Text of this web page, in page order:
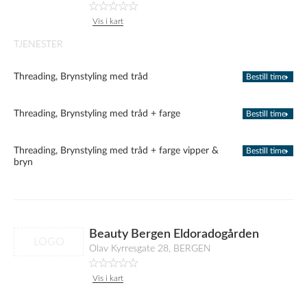
Vis i kart
TJENESTER
Threading, Brynstyling med tråd Bestill time
Threading, Brynstyling med tråd + farge Bestill time
Threading, Brynstyling med tråd + farge vipper &
bryn
Bestill time
Beauty Bergen Eldoradogården
Olav Kyrresgate 28, BERGEN
Vis i kart